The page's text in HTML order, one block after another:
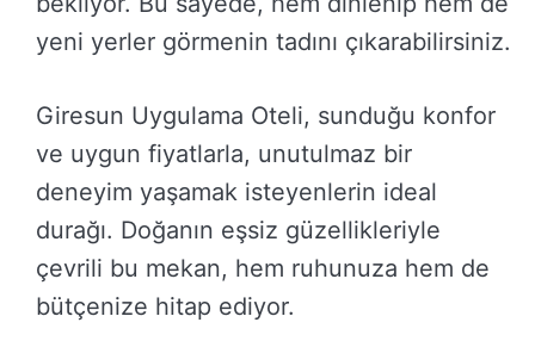
yeni yerler görmenin tadını çıkarabilirsiniz.
Giresun Uygulama Oteli, sunduğu konfor
ve uygun fiyatlarla, unutulmaz bir
deneyim yaşamak isteyenlerin ideal
durağı. Doğanın eşsiz güzellikleriyle
çevrili bu mekan, hem ruhunuza hem de
bütçenize hitap ediyor.